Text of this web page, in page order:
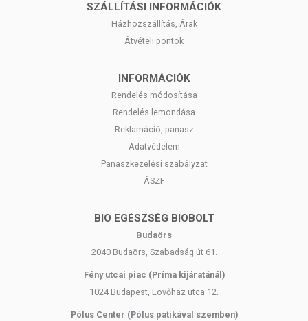
SZÁLLÍTÁSI INFORMÁCIÓK
Házhozszállítás, Árak
Átvételi pontok
INFORMÁCIÓK
Rendelés módosítása
Rendelés lemondása
Reklamáció, panasz
Adatvédelem
Panaszkezelési szabályzat
ÁSZF
BIO EGÉSZSÉG BIOBOLT
Budaörs
2040 Budaörs, Szabadság út 61.
Fény utcai piac (Príma kijáratánál)
1024 Budapest, Lövőház utca 12.
Pólus Center (Pólus patikával szemben)